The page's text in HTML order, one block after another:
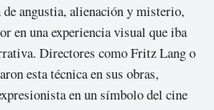
angustia, alienación y misterio,
en una experiencia visual que iba
Directores como Fritz Lang o
esta técnica en sus obras,
en un símbolo del cine